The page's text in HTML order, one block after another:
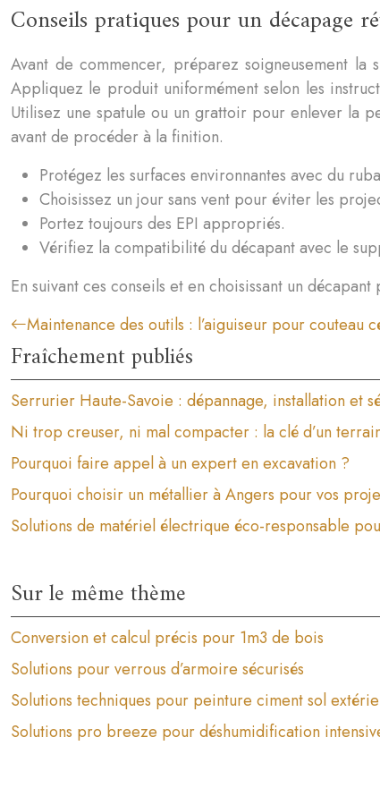
Conseils pratiques pour un décapage
Avant de commencer, préparez soigneusement la
Appliquez le produit uniformément selon les
Utilisez une spatule ou un grattoir pour enlever la
avant de procéder à la finition.
Protégez les surfaces environnantes avec du
Choisissez un jour sans vent pour éviter les
Portez toujours des EPI appropriés.
Vérifiez la compatibilité du décapant avec le
En suivant ces conseils et en choisissant un
Maintenance des outils : l’aiguiseur pour couteau
Fraîchement publiés
Serrurier Haute-Savoie : dépannage, installation et
Ni trop creuser, ni mal compacter : la clé d’un
Pourquoi faire appel à un expert en excavation ?
Pourquoi choisir un métallier à Angers pour vos
Solutions de matériel électrique éco-responsable
Sur le même thème
Conversion et calcul précis pour 1m3 de bois
Solutions pour verrous d’armoire sécurisés
Solutions techniques pour peinture ciment sol
Solutions pro breeze pour déshumidification